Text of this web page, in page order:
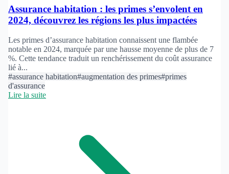
Assurance habitation : les primes s’envolent en
2024, découvrez les régions les plus impactées
Les primes d’assurance habitation connaissent une flambée
notable en 2024, marquée par une hausse moyenne de plus de 7
%. Cette tendance traduit un renchérissement du coût assurance
lié à...
#assurance habitation#augmentation des primes#primes
d'assurance
Lire la suite